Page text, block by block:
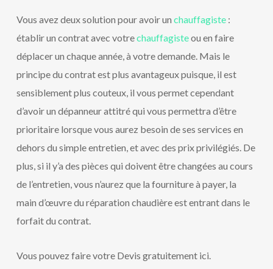
Vous avez deux solution pour avoir un chauffagiste:
établir un contrat avec votrechauffagisteou en faire
déplacer un chaque année, à votre demande. Mais le
principe du contrat est plus avantageux puisque, il est
sensiblement plus couteux, il vous permet cependant
d’avoir un dépanneur attitré qui vous permettra d’être
prioritaire lorsque vous aurez besoin de ses services en
dehors du simple entretien, et avec des prix privilégiés. De
plus, si il y’a des pièces qui doivent être changées au cours
de l’entretien, vous n’aurez que la fourniture à payer, la
main d’œuvre du réparation chaudière est entrant dans le
forfait du contrat.
Vous pouvez faire votre Devis gratuitement ici.